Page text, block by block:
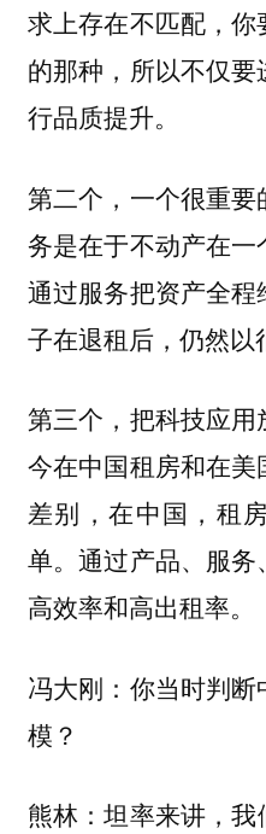
求上存在不匹配，
的那种，所以不仅
行品质提升。
第二个，一个很重
务是在于不动产在
通过服务把资产全
子在退租后，仍然以
第三个，把科技应
今在中国租房和在
差别，在中国，租
单。通过产品、服
高效率和高出租率。
冯大刚：你当时判
模？
熊林：坦率来讲，